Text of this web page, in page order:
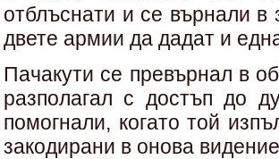
отблъснати и се върнали в
двете армии да дадат и
Пачакути се превърнал в
разполагал с достъп до
помогнали, когато той
закодирани в онова